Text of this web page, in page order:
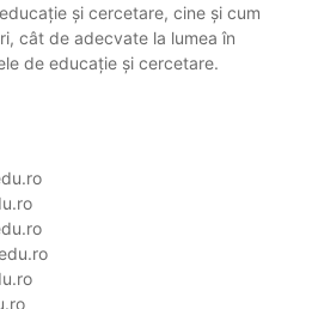
și cercetare, cine și cum
cât de adecvate la lumea în
de educație și cercetare.